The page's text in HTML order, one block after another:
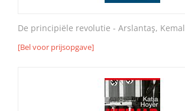
De principiële revolutie - Arslantaş, Kemal
[Bel voor prijsopgave]